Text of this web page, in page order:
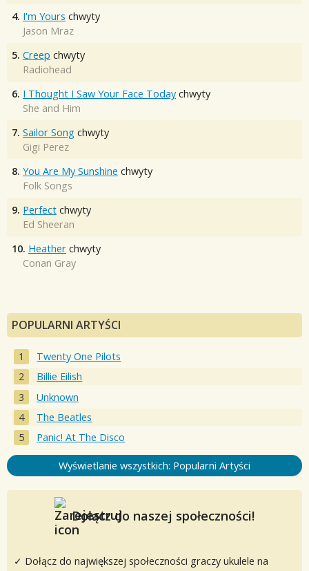
4. I'm Yours chwyty
Jason Mraz
5. Creep chwyty
Radiohead
6. I Thought I Saw Your Face Today chwyty
She and Him
7. Sailor Song chwyty
Gigi Perez
8. You Are My Sunshine chwyty
Folk Songs
9. Perfect chwyty
Ed Sheeran
10. Heather chwyty
Conan Gray
POPULARNI ARTYŚCI
Twenty One Pilots
Billie Eilish
Unknown
The Beatles
Panic! At The Disco
Wyświetlanie wszystkich: Popularni Artyści
Dołącz do naszej społeczności!
✓ Dołącz do największej społeczności graczy ukulele na